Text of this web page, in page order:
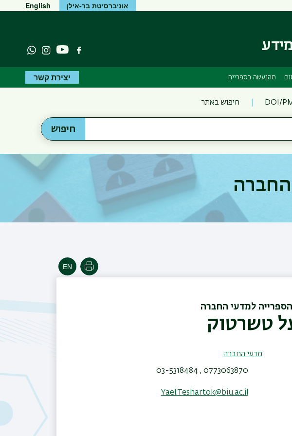
אוניברסיטת בר-אילן English
פייסבוקיוטיוב Instagram
מהנעשה בספרייה יצירת קשר
חיפוש באתר
חיפוש
החברה
הדפסה
למדעי החברה
טשרטוק
מדעי החברה
0773063870 , 03-5318484
Yael.Teshartok@biu.ac.il